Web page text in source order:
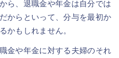
ら、退職金や年金は自分では
からといって、分与を最初か
かもしれません。
金や年金に対する夫婦のそれ